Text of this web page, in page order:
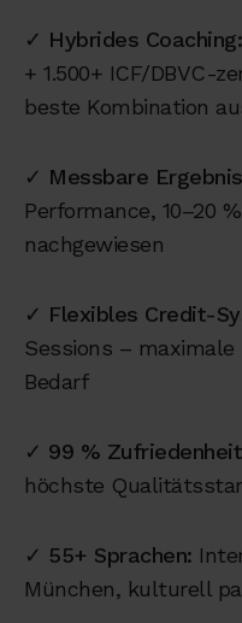
✓ Hybrides Coaching:
+ 1.500+ ICF/DBVC-
beste Kombination
✓ Messbare
Performance, 10–20
nachgewiesen
✓ Flexibles Credit-
Sessions –
Bedarf
✓ 99 %
höchste
✓ 55+ Sprachen:
München, kulturell